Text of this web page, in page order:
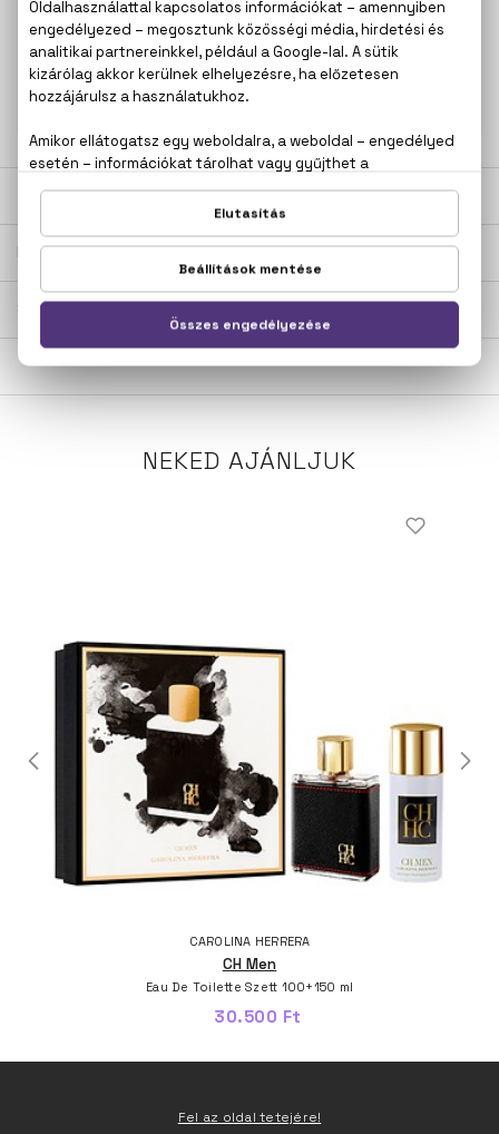
100% eredeti termékek,14 napos visszaküldési
garanciával
Kérdésed van, elakadtál? Hívd ügyfélszolgálatunkat:
20 267 5125
LEÍRÁS
ÉRTÉKELÉSEK (0)
SZÁLLÍTÁS
NEKED AJÁNLJUK
CAROLINA HERRERA
CH Men
Eau De Toilette Szett 100+150 ml
30.500 Ft
Fel az oldal tetejére!